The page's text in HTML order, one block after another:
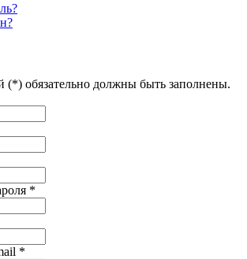
(*) обязательно должны быть заполнены.
*
*